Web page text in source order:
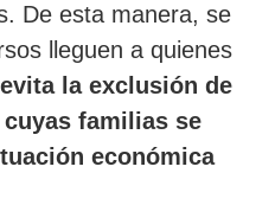
De esta manera, se
lleguen a quienes
la exclusión de
familias se
económica